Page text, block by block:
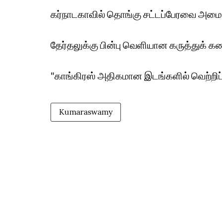
கர்நாடகாவில் தொங்கு சட்டப்பேரவை
தேர்தலுக்கு பின்பு வெளியான கருத்துக்
"காங்கிரஸ் அதிகமான இடங்களில்
Kumaraswamy